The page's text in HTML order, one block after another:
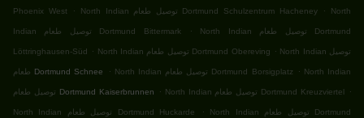
Phoenix West . North Indian توصيل طعام Dortmund Schulzentrum Hacheney . North
Indian توصيل طعام Dortmund Bittermark . North Indian توصيل طعام Dortmund
Löttringhausen-Süd . North Indian توصيل طعام Dortmund Obereving . North Indian توصيل
طعام Dortmund Schnee . North Indian توصيل طعام Dortmund Borsigplatz . North Indian
توصيل طعام Dortmund Kaiserbrunnen . North Indian توصيل طعام Dortmund Kreuzviertel .
North Indian توصيل طعام Dortmund Huckarde . North Indian توصيل طعام Dortmund